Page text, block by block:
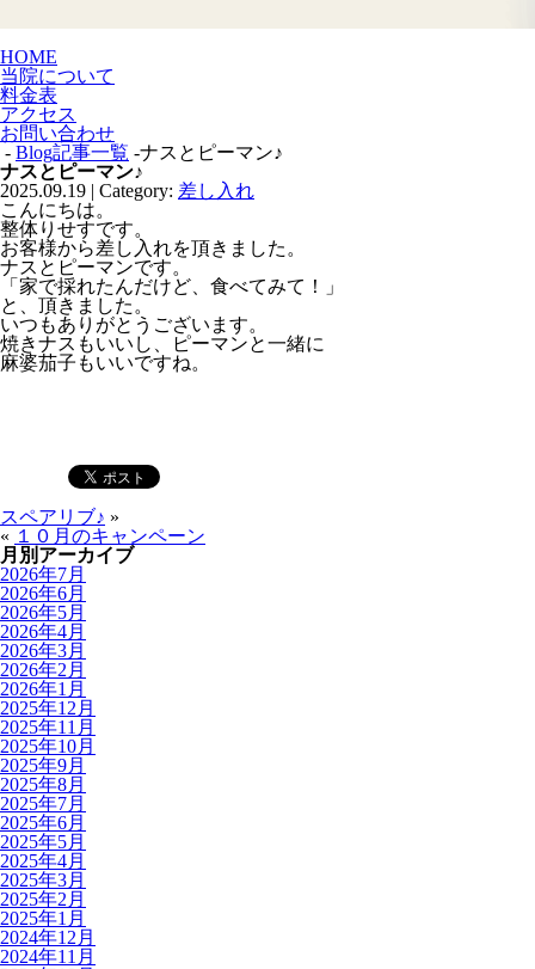
HOME
当院について
料金表
アクセス
お問い合わせ
- Blog記事一覧 -ナスとピーマン♪
ナスとピーマン♪
2025.09.19 | Category: 差し入れ
こんにちは。
整体りせすです。
お客様から差し入れを頂きました。
ナスとピーマンです。
「家で採れたんだけど、食べてみて！」
と、頂きました。
いつもありがとうございます。
焼きナスもいいし、ピーマンと一緒に
麻婆茄子もいいですね。
スペアリブ♪ »
« １０月のキャンペーン
月別アーカイブ
2026年7月
2026年6月
2026年5月
2026年4月
2026年3月
2026年2月
2026年1月
2025年12月
2025年11月
2025年10月
2025年9月
2025年8月
2025年7月
2025年6月
2025年5月
2025年4月
2025年3月
2025年2月
2025年1月
2024年12月
2024年11月